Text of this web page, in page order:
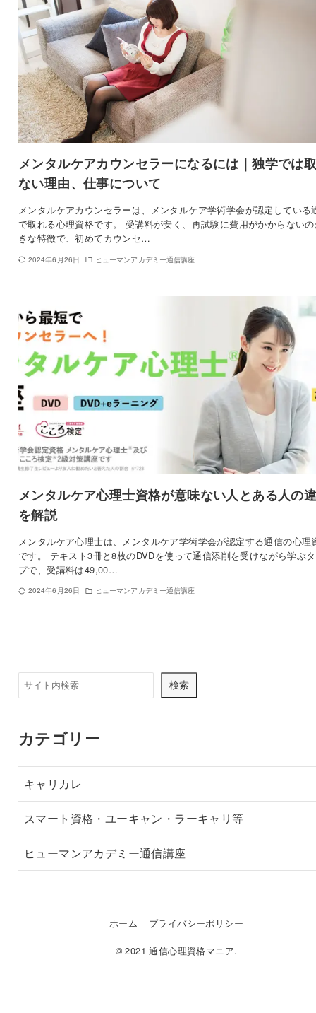
メンタルケアカウンセラーになるには｜独学では
ない理由、仕事について
メンタルケアカウンセラーは、メンタルケア学術学会が認定している
で取れる心理資格です。 受講料が安く、再試験に費用がかからない
きな特徴で、初めてカウンセ…
2024年6月26日 ヒューマンアカデミー通信講座
メンタルケア心理士資格が意味ない人とある人の
を解説
メンタルケア心理士は、メンタルケア学術学会が認定する通信の心理
です。 テキスト3冊と8枚のDVDを使って通信添削を受けながら学ぶ
プで、受講料は49,00…
2024年6月26日 ヒューマンアカデミー通信講座
検
索
検索
カテゴリー
キャリカレ
スマート資格・ユーキャン・ラーキャリ等
ヒューマンアカデミー通信講座
ホーム プライバシーポリシー
© 2021 通信心理資格マニア.